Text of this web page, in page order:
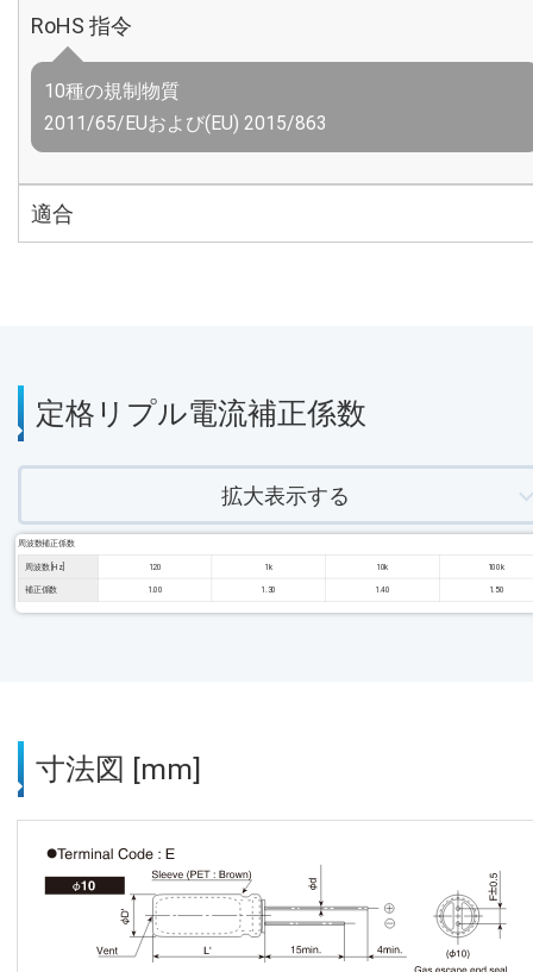
RoHS 指令
10種の規制物質
2011/65/EUおよび(EU) 2015/863
適合
定格リプル電流補正係数
拡大表示する
周波数補正係数
周波数 [Hz] 120 1k 10k 100k
補正係数 1.00 1.30 1.40 1.50
寸法図 [mm]